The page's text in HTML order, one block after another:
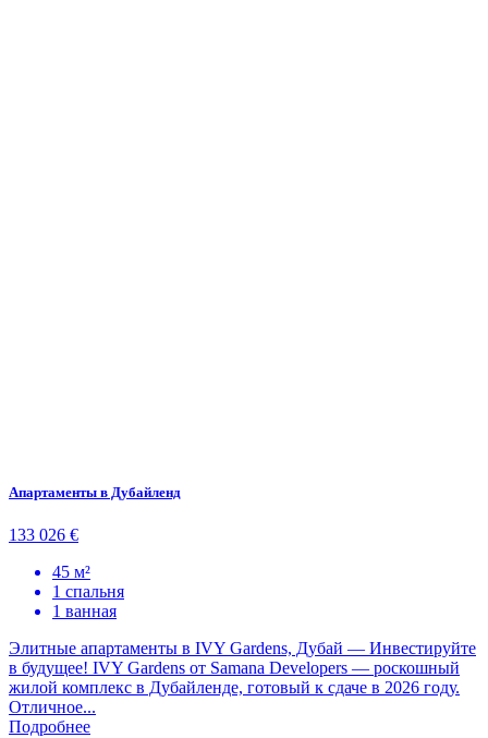
Апартаменты в Дубайленд
133 026 €
45 м²
1 спальня
1 ванная
Элитные апартаменты в IVY Gardens, Дубай — Инвестируйте
в будущее! IVY Gardens от Samana Developers — роскошный
жилой комплекс в Дубайленде, готовый к сдаче в 2026 году.
Отличное...
Подробнее